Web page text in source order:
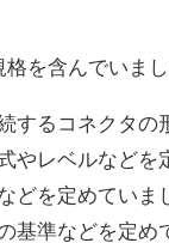
を含んでいまし
するコネクタの
やレベルなどを
どを定めていま
基準などを定め